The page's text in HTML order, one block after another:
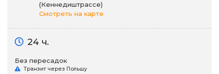
(Кеннедиштрассе)
Смотреть на карте
24 ч.
Без пересадок
Транзит через Польшу